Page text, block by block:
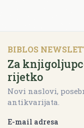
BIBLOS
Za
rijetko
Novi naslovi,
antikvarijata.
E-mail adresa